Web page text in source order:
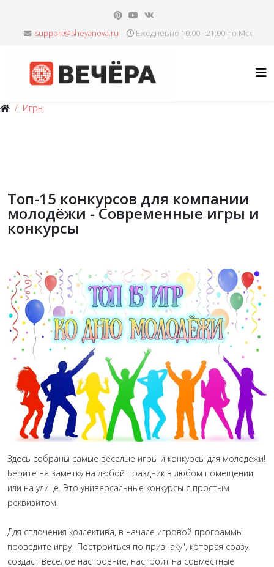
Ежедневно 10:00 - 21:00 по Мск
Игры
Топ-15 конкурсов для компании
молодёжи - Современные игры и
конкурсы
Здесь собраны самые веселые игры и конкурсы для молодежи!
Берите на заметку на любой праздник в любом помещении
или на улице. Это универсальные конкурсы с простым
реквизитом.
Для сплочения коллектива, в начале игровой программы
проведите игру "Построиться по признаку", которая сразу
создаст веселое настроение, настроит на совместные